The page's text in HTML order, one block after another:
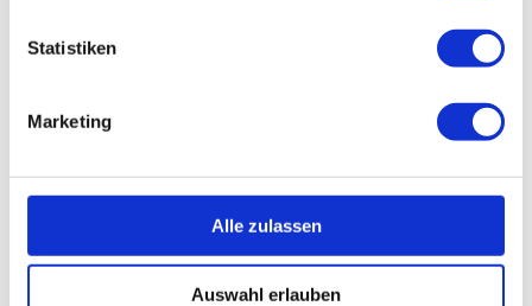
Statistiken
Marketing
Alle zulassen
Auswahl erlauben